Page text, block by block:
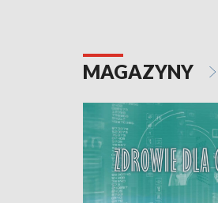
MAGAZYNY